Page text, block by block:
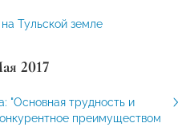
Тульской земле
2017
"Основная трудность и
преимуществом